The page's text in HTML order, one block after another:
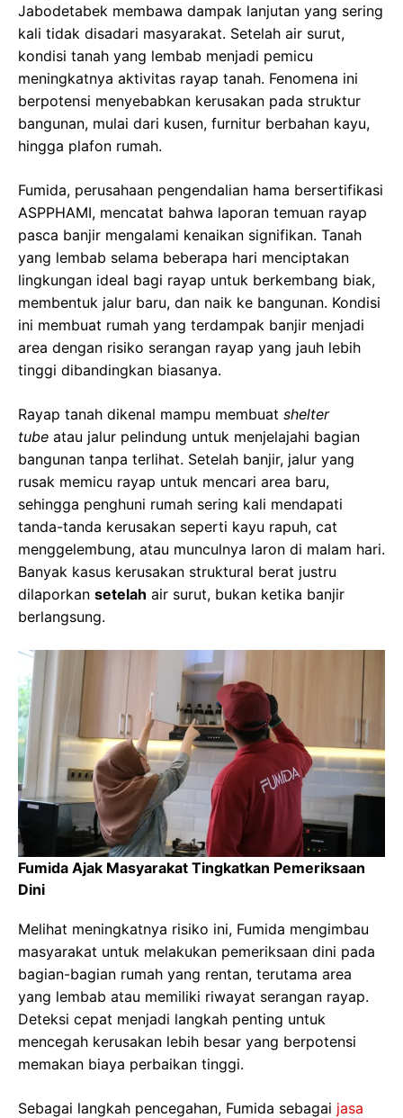
Jabodetabek membawa dampak lanjutan yang sering
kali tidak disadari masyarakat. Setelah air surut,
kondisi tanah yang lembab menjadi pemicu
meningkatnya aktivitas rayap tanah. Fenomena ini
berpotensi menyebabkan kerusakan pada struktur
bangunan, mulai dari kusen, furnitur berbahan kayu,
hingga plafon rumah.
Fumida, perusahaan pengendalian hama bersertifikasi
ASPPHAMI, mencatat bahwa laporan temuan rayap
pasca banjir mengalami kenaikan signifikan. Tanah
yang lembab selama beberapa hari menciptakan
lingkungan ideal bagi rayap untuk berkembang biak,
membentuk jalur baru, dan naik ke bangunan. Kondisi
ini membuat rumah yang terdampak banjir menjadi
area dengan risiko serangan rayap yang jauh lebih
tinggi dibandingkan biasanya.
Rayap tanah dikenal mampu membuat shelter
tube atau jalur pelindung untuk menjelajahi bagian
bangunan tanpa terlihat. Setelah banjir, jalur yang
rusak memicu rayap untuk mencari area baru,
sehingga penghuni rumah sering kali mendapati
tanda-tanda kerusakan seperti kayu rapuh, cat
menggelembung, atau munculnya laron di malam hari.
Banyak kasus kerusakan struktural berat justru
dilaporkan setelah air surut, bukan ketika banjir
berlangsung.
Fumida Ajak Masyarakat Tingkatkan Pemeriksaan
Dini
Melihat meningkatnya risiko ini, Fumida mengimbau
masyarakat untuk melakukan pemeriksaan dini pada
bagian-bagian rumah yang rentan, terutama area
yang lembab atau memiliki riwayat serangan rayap.
Deteksi cepat menjadi langkah penting untuk
mencegah kerusakan lebih besar yang berpotensi
memakan biaya perbaikan tinggi.
Sebagai langkah pencegahan, Fumida sebagai jasa